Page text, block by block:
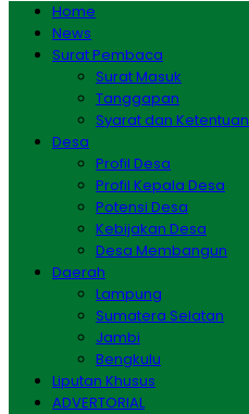
Home
News
Surat Pembaca
Surat Masuk
Tanggapan
Syarat dan Ketentuan
Desa
Profil Desa
Profil Kepala Desa
Potensi Desa
Kebijakan Desa
Desa Membangun
Daerah
Lampung
Sumatera Selatan
Jambi
Bengkulu
Liputan Khusus
ADVERTORIAL